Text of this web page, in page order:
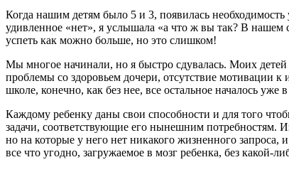
Когда нашим детям было 5 и 3, появилась
удивленное «нет», я услышала «а что ж вы так? В нашем
успеть как можно больше, но это слишком!
Мы многое начинали, но я быстро сдувалась. Моих детей
проблемы со здоровьем дочери, отсутствие мотивации
школе, конечно, как без нее, все остальное началось уже
Каждому ребенку даны свои способности и для того
задачи, соответствующие его нынешним потребностям.
но на которые у него нет никакого жизненного
все что угодно, загружаемое в мозг ребенка, без какой-